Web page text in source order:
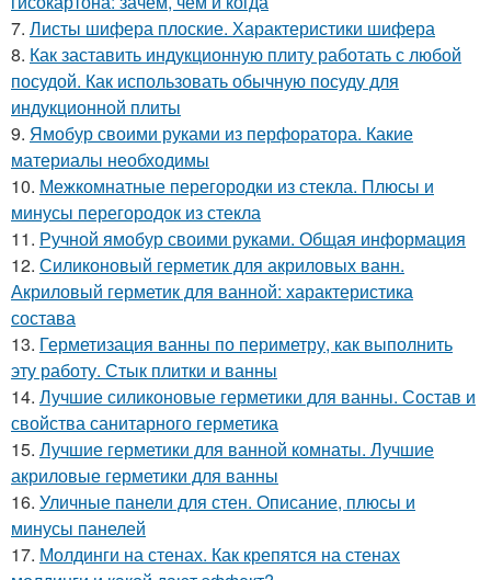
7. Листы шифера плоские. Характеристики шифера
8. Как заставить индукционную плиту работать с любой
посудой. Как использовать обычную посуду для
индукционной плиты
9. Ямобур своими руками из перфоратора. Какие
материалы необходимы
10. Межкомнатные перегородки из стекла. Плюсы и
минусы перегородок из стекла
11. Ручной ямобур своими руками. Общая информация
12. Силиконовый герметик для акриловых ванн.
Акриловый герметик для ванной: характеристика
состава
13. Герметизация ванны по периметру, как выполнить
эту работу. Стык плитки и ванны
14. Лучшие силиконовые герметики для ванны. Состав и
свойства санитарного герметика
15. Лучшие герметики для ванной комнаты. Лучшие
акриловые герметики для ванны
16. Уличные панели для стен. Описание, плюсы и
минусы панелей
17. Молдинги на стенах. Как крепятся на стенах